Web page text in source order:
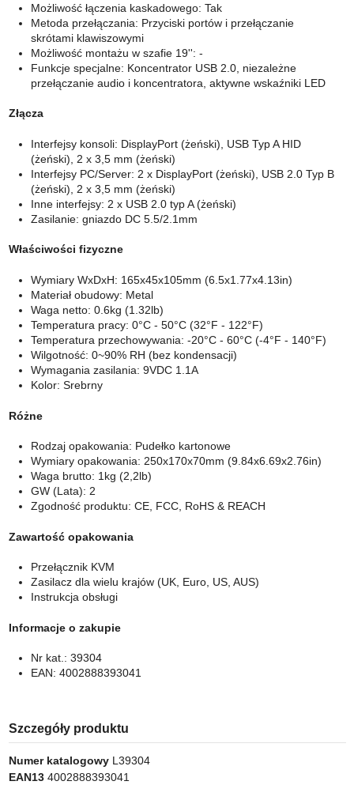
Możliwość łączenia kaskadowego: Tak
Metoda przełączania: Przyciski portów i przełączanie
skrótami klawiszowymi
Możliwość montażu w szafie 19'': -
Funkcje specjalne: Koncentrator USB 2.0, niezależne
przełączanie audio i koncentratora, aktywne wskaźniki LED
Złącza
Interfejsy konsoli: DisplayPort (żeński), USB Typ A HID
(żeński), 2 x 3,5 mm (żeński)
Interfejsy PC/Server: 2 x DisplayPort (żeński), USB 2.0 Typ B
(żeński), 2 x 3,5 mm (żeński)
Inne interfejsy: 2 x USB 2.0 typ A (żeński)
Zasilanie: gniazdo DC 5.5/2.1mm
Właściwości fizyczne
Wymiary WxDxH: 165x45x105mm (6.5x1.77x4.13in)
Materiał obudowy: Metal
Waga netto: 0.6kg (1.32lb)
Temperatura pracy: 0°C - 50°C (32°F - 122°F)
Temperatura przechowywania: -20°C - 60°C (-4°F - 140°F)
Wilgotność: 0~90% RH (bez kondensacji)
Wymagania zasilania: 9VDC 1.1A
Kolor: Srebrny
Różne
Rodzaj opakowania: Pudełko kartonowe
Wymiary opakowania: 250x170x70mm (9.84x6.69x2.76in)
Waga brutto: 1kg (2,2lb)
GW (Lata): 2
Zgodność produktu: CE, FCC, RoHS & REACH
Zawartość opakowania
Przełącznik KVM
Zasilacz dla wielu krajów (UK, Euro, US, AUS)
Instrukcja obsługi
Informacje o zakupie
Nr kat.: 39304
EAN: 4002888393041
Szczegóły produktu
Numer katalogowy L39304
EAN13 4002888393041